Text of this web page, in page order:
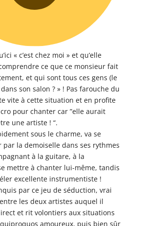
« c’est chez moi » et qu’elle
ce que ce monsieur fait
et qui sont tous ces gens (le
son salon ? » ! Pas farouche du
vite à cette situation et en profite
pour chanter car ”elle aurait
une artiste ! “.
sous le charme, va se
la demoiselle dans ses rythmes
à la guitare, à la
mettre à chanter lui-même, tandis
excellente instrumentiste !
par ce jeu de séduction, vrai
les deux artistes auquel il
et rit volontiers aux situations
amoureux, puis bien sûr